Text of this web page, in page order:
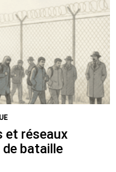
et réseaux
de bataille